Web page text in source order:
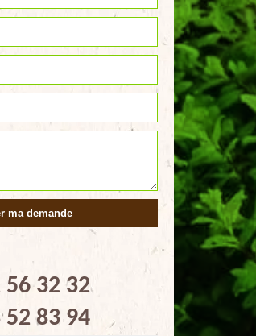
56 32 32
52 83 94